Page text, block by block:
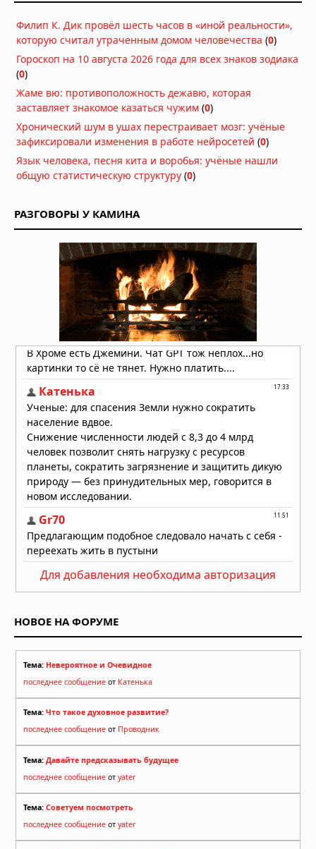
Какие природные компоненты
помогают поддерживать активность
03.08.2026 в 06:39
КТ/МРТ на пациента и поднять чек?
03.08.2026 в 05:44
Фермерский эффект: ученые нашли
бактерии, защищающие детей от
аллергии и астмы
02.08.2026 в 07:00
остановить кариес без сверления
УЗИ поверхностных структур и
мягких тканей
29.07.2026 в 05:40
Пять чашек кофе в день улучшают
здоровье сердца
28.07.2026 в 10:23
Филип К. Дик провёл шесть часов в «иной реальности»,
которую считал утраченным домом человечества (0)
Гороскоп на 10 августа 2026 года для всех знаков зодиака
(0)
Жаме вю: противоположность дежавю, которая
заставляет знакомое казаться чужим (0)
Хронический шум в ушах перестраивает мозг: учёные
зафиксировали изменения в работе нейросетей (0)
Язык человека, песня кита и воробья: учёные нашли
общую статистическую структуру (0)
РАЗГОВОРЫ У КАМИНА
Для добавления необходима авторизация
НОВОЕ НА ФОРУМЕ
Тема: Невероятное и Очевидное
последнее сообщение от Катенька
Тема: Что такое духовное развитие?
последнее сообщение от Проводник
Тема: Давайте предсказывать будущее
последнее сообщение от yater
Тема: Советуем посмотреть
последнее сообщение от yater